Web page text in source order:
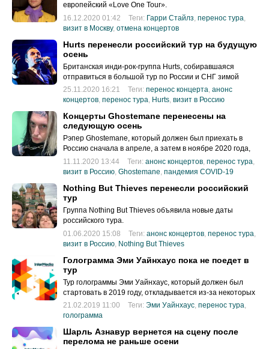
европейский «Love One Tour».
16.12.2020 01:42
Теги: Гарри Стайлз перенос тура
визит в Москву, отмена концертов
Hurts перенесли российский тур на будущую
осень
Британская инди-рок-группа Hurts, собиравшаяся
отправиться в большой тур по России и СНГ зимой
2020 года, перенесла его на будущую осень.
25.11.2020 16:21 Теги: перенос концерта, анонс
концертов, перенос тура, Hurts, визит в Россию
Концерты Ghostemane перенесены на
следующую осень
Рэпер Ghostemane, который должен был приехать в
Россию сначала в апреле, а затем в ноябре 2020 года,
вновь перенес свой тур «Anti-Icon Euro Tour» — на этот
раз на 2021 год.
11.11.2020 13:44 Теги: анонс концертов, перенос тура,
визит в Россию, Ghostemane, пандемия COVID-19
Nothing But Thieves перенесли российский
тур
Группа Nothing But Thieves объявила новые даты
российского тура.
01.06.2020 15:08
Теги: анонс концертов перенос тура
визит в Россию Nothing But Thieves
Голограмма Эми Уайнхаус пока не поедет в
тур
Тур голограммы Эми Уайнхаус, который должен был
стартовать в 2019 году, откладывается из-за некоторых
сложностей
21.02.2019 11:00 Теги: Эми Уайнхаус, перенос тура,
голограмма
Шарль Азнавур вернется на сцену после
перелома не раньше осени